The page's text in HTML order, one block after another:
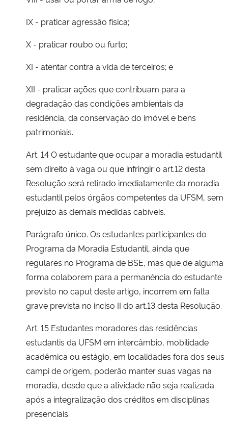
IX - praticar agressão física;
X - praticar roubo ou furto;
XI - atentar contra a vida de terceiros; e
XII - praticar ações que contribuam para a
degradação das condições ambientais da
residência, da conservação do imóvel e bens
patrimoniais.
Art. 14 O estudante que ocupar a moradia estudantil
sem direito à vaga ou que infringir o art.12 desta
Resolução será retirado imediatamente da moradia
estudantil pelos órgãos competentes da UFSM, sem
prejuízo às demais medidas cabíveis.
Parágrafo único. Os estudantes participantes do
Programa da Moradia Estudantil, ainda que
regulares no Programa de BSE, mas que de alguma
forma colaborem para a permanência do estudante
previsto no caput deste artigo, incorrem em falta
grave prevista no inciso II do art.13 desta Resolução.
Art. 15 Estudantes moradores das residências
estudantis da UFSM em intercâmbio, mobilidade
acadêmica ou estágio, em localidades fora dos seus
campi de origem, poderão manter suas vagas na
moradia, desde que a atividade não seja realizada
após a integralização dos créditos em disciplinas
presenciais.